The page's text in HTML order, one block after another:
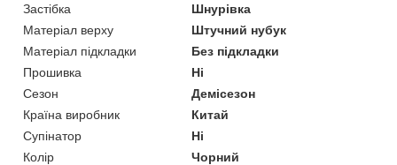
Застібка
Шнурівка
Матеріал верху
Штучний нубук
Матеріал підкладки
Без підкладки
Прошивка
Ні
Сезон
Демісезон
Країна виробник
Китай
Супінатор
Ні
Колір
Чорний